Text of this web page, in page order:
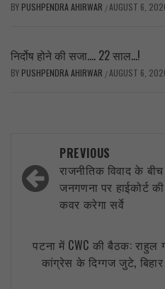
BY PUSHPENDRA AHIRWAR /AUGUST 6,
निर्दोष होने की सजा…. 22 साल…!
BY PUSHPENDRA AHIRWAR /AUGUST 6,
navigation
PREVIOUS
राजनीतिक विवाद के
जनगणना पर हाईकोर्ट
कवर करेगा सर्वे
पटना में CWC की बैठक:
कांग्रेस के दिग्गज जुटे, बिहार